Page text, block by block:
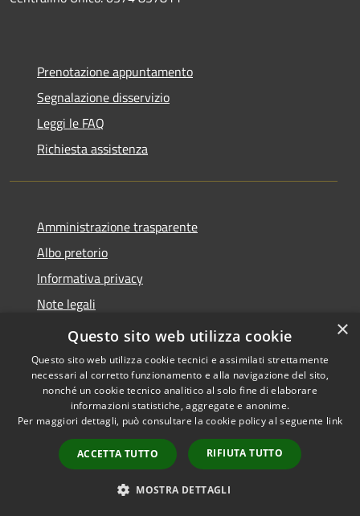
Prenotazione appuntamento
Segnalazione disservizio
Leggi le FAQ
Richiesta assistenza
Amministrazione trasparente
Albo pretorio
Informativa privacy
Note legali
Dichiarazione di accessibilità
Accessibilità
Copyright © 2026 • Comune di
Soncino • Powered by
Municipium•
Accesso
redazione
×
Questo sito web utilizza cookie
Questo sito web utilizza cookie tecnici e assimilati strettamente
necessari al corretto funzionamento e alla navigazione del sito,
nonché un cookie tecnico analitico al solo fine di elaborare
informazioni statistiche, aggregate e anonime.
Per maggiori dettagli, può consultare la cookie policy al seguente link
ACCETTA TUTTO RIFIUTA TUTTO
MOSTRA DETTAGLI